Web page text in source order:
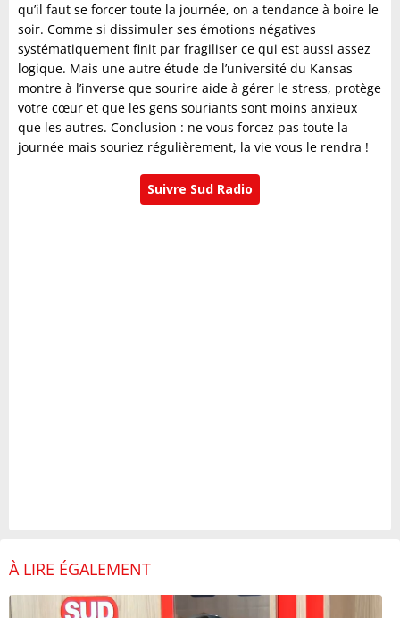
qu’il faut se forcer toute la journée, on a tendance à boire le
soir. Comme si dissimuler ses émotions négatives
systématiquement finit par fragiliser ce qui est aussi assez
logique. Mais une autre étude de l’université du Kansas
montre à l’inverse que sourire aide à gérer le stress, protège
votre cœur et que les gens souriants sont moins anxieux
que les autres. Conclusion : ne vous forcez pas toute la
journée mais souriez régulièrement, la vie vous le rendra !
Suivre Sud Radio
À LIRE ÉGALEMENT